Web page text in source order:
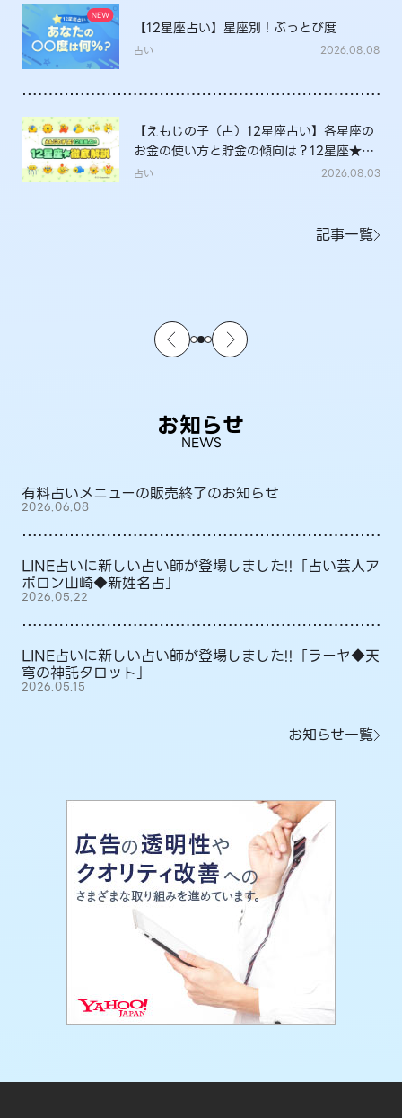
【12星座占い】星座別！ぶっとび度
占い 2026.08.08
【えもじの子（占）12星座占い】各星座の
お金の使い方と貯金の傾向は？12星座★徹
底解説
占い 2026.08.03
記事一覧
お知らせ
NEWS
有料占いメニューの販売終了のお知らせ
2026.06.08
LINE占いに新しい占い師が登場しました!!「占い芸人ア
ポロン山崎◆新姓名占」
2026.05.22
LINE占いに新しい占い師が登場しました!!「ラーヤ◆天
穹の神託タロット」
2026.05.15
お知らせ一覧